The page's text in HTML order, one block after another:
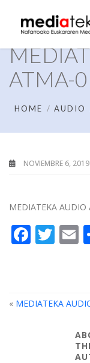
ATMA-
HOME AUDIO
NOVIEMBRE 6, 2019
MEDIATEKA
« MEDIATEKA